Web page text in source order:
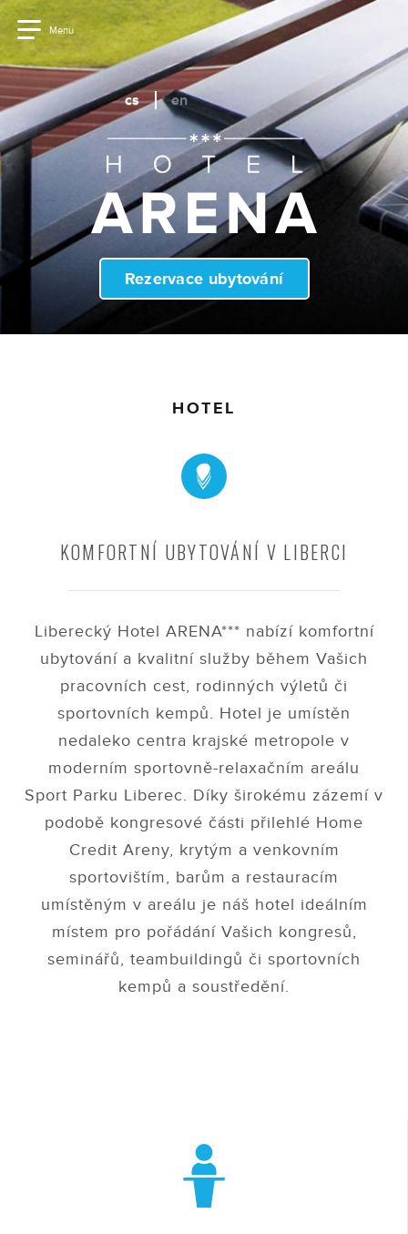
Menu
cs en
Rezervace ubytování
HOTEL
KOMFORTNÍ UBYTOVÁNÍ V LIBERCI
Liberecký Hotel ARENA*** nabízí komfortní
ubytování a kvalitní služby během Vašich
pracovních cest, rodinných výletů či
sportovních kempů. Hotel je umístěn
nedaleko centra krajské metropole v
moderním sportovně-relaxačním areálu
Sport Parku Liberec. Díky širokému zázemí v
podobě kongresové části přilehlé Home
Credit Areny, krytým a venkovním
sportovištím, barům a restauracím
umístěným v areálu je náš hotel ideálním
místem pro pořádání Vašich kongresů,
seminářů, teambuildingů či sportovních
kempů a soustředění.